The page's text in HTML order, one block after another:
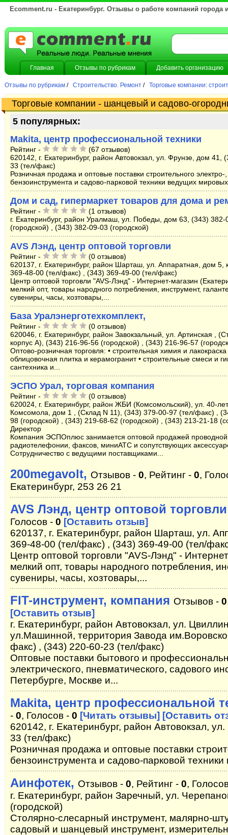
Ecomment.ru - Екатеринбург. Отзывы о работе компаний города
Главная Отзывы по рубрикам Добавить организацию
Отзывы по рубрикам / Строительство. Ремонт / Торговые компании:
Торговые компании - шанцевый и садово-
5 популярных:
Makita, центр профессиональной техники
Рейтинг -
(67 отзывов)
620142, г. Екатеринбург, район Автовокзал, ул. Фрунзе, дом 41,
33 (тел/факс)
Розничная продажа и оптовые поставки строительного электро-,
бензоинструмента и садово-парковой техники ведущих
Дом и сад, гипермаркет товаров для дома и
Рейтинг -
(1 отзывов)
г. Екатеринбург, район Уралмаш, ул. Победы, дом 63, (343) 382-
(городской) , (343) 382-09-03 (городской)
AVS Лэнд, центр оптовой торговли
Рейтинг -
(0 отзывов)
620137, г. Екатеринбург, район Шарташ, ул. Аппаратная, дом 5,
369-48-00 (тел/факс) , (343) 369-49-00 (тел/факс)
Центр оптовой торговли "AVS-Лэнд" - Интернет-магазин
мелкий опт, товары народного потребления, инструмент,
сувениры, часы, хозтовары,...
База Уралэнерготехкомплект,
Рейтинг -
(0 отзывов)
620046, г. Екатеринбург, район Завокзальный, ул. Артинская ,
корпус А), (343) 216-96-56 (городской) , (343) 216-96-57
Оптово-розничная торговля: • строительная химия и лакокраска
облицовочная плитка и керамогранит • строительные смеси и
сантехника и...
ЭСПО Урал, торговая компания
Рейтинг -
(0 отзывов)
620024, г. Екатеринбург, район ЖБИ (Комсомольский), ул. 40-
Комсомола, дом 1 , (Склад N 11), (343) 379-00-97 (тел/факс) ,
98 (городской) , (343) 219-68-62 (городской) , (343) 213-21-18
Директор
Компания ЭСПОплюс занимается оптовой продажей
радиотелефонии, факсов, миниАТС и сопутствующих
Сотрудничество с ведущими поставщиками...
200megavolt, Отзывов - 0, Рейтинг - 0,
Екатеринбург, 253 26 21
AVS Лэнд, центр оптовой торговли
Голосов - 0 [Оставить отзыв]
620137, г. Екатеринбург, район Шарташ, ул.
369-48-00 (тел/факс) , (343) 369-49-00 (тел/
Центр оптовой торговли "AVS-Лэнд" -
мелкий опт, товары народного потребления,
сувениры, часы, хозтовары,...
FIT-инструмент, компания Отзывов - 0
[Оставить отзыв]
г. Екатеринбург, район Автовокзал, ул.
ул.Машинной, территория Завода
факс) , (343) 220-60-23 (тел/факс)
Оптовые поставки бытового и
электрического, пневматического, садового
Петербурге, Москве и...
Makita, центр профессиональной
- 0, Голосов - 0 [Читать отзывы] [Оставить
620142, г. Екатеринбург, район Автовокзал,
33 (тел/факс)
Розничная продажа и оптовые поставки
бензоинструмента и садово-парковой
Аинфотек, Отзывов - 0, Рейтинг - 0,
г. Екатеринбург, район Заречный, ул.
(городской)
Столярно-слесарный инструмент, малярно-
садовый и шанцевый инструмент,